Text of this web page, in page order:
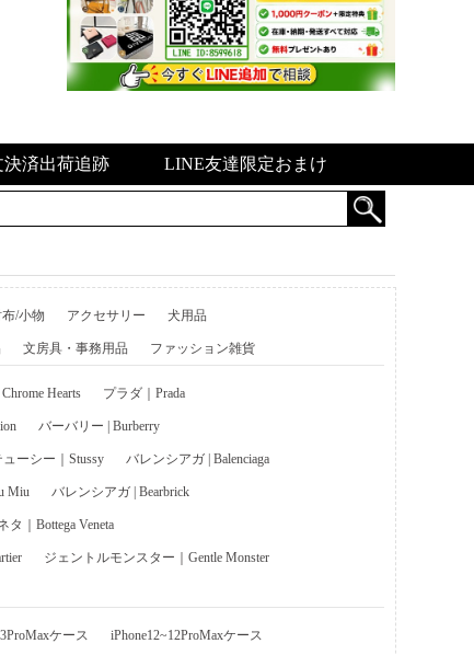
決済出荷追跡 LINE友達限定おまけ
/小物 アクセサリー 犬用品
文房具・事務用品 ファッション雑貨
Hearts プラダ｜Prada
バーバリー | Burberry
ューシー｜Stussy バレンシアガ | Balenciaga
Miu バレンシアガ | Bearbrick
タ｜Bottega Veneta
ジェントルモンスター｜Gentle Monster
ケース iPhone12~12ProMaxケース